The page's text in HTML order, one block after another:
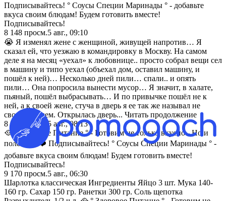
Подписывайтесь! ° Соусы Специи Маринады ° - добавьте
вкуса своим блюдам! Будем готовить вместе!
Подписывайтесь!
8 148 просм.5 авг., 09:10
😭 Я изменял жене с женщиной, живущей напротив… Я
сказал ей, что уезжаю в командировку в Москву. На самом
деле я на месяц «уехал» к любовнице.. просто собрал вещи сел
в машину и типо уехал (объехал дом, оставил машину, и
пошёл к ней)… Несколько дней пили… спали.. и опять
пили… Она попросила вынести мусор… Я значит, в халате,
пьяный, пошёл выбрасывать… И по привычке пошёл не к
ней, а к своей жене, стуча в дверь я ее так же называл не
своим именем. Открылась дверь... Читать продолжение
8 551
просм.
5 авг., 08:13
🥘 ° Здоровое Питание ° - Готовим не только вкусно - Но и
полезно ! ❤️ Подписывайтесь! ° Соусы Специи Маринады ° -
добавьте вкуса своим блюдам! Будем готовить вместе!
Подписывайтесь!
9 170 просм.5 авг., 06:30
Шарлотка классическая Ингредиенты Яйцо 3 шт. Мука 140-
160 гр. Сахар 150 гр. Ранетки 300 гр. Соль щепотка